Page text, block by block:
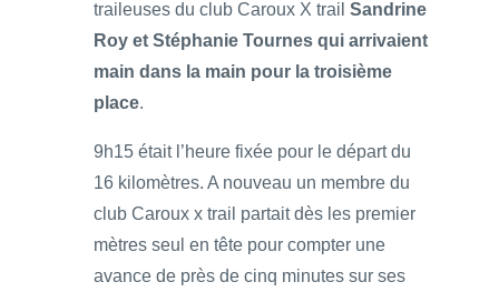
traileuses du club Caroux X trail Sandrine
Roy et Stéphanie Tournes qui arrivaient
main dans la main pour la troisième
place.
9h15 était l’heure fixée pour le départ du
16 kilomètres. A nouveau un membre du
club Caroux x trail partait dès les premier
mètres seul en tête pour compter une
avance de près de cinq minutes sur ses